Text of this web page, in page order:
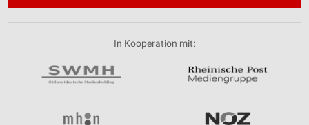
In Kooperation mit: